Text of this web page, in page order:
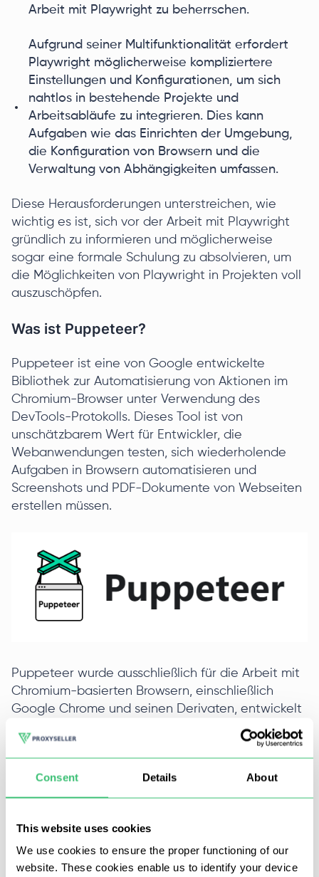
Consent Details About
This website uses cookies
We use cookies to ensure the proper functioning of our
website. These cookies enable us to identify your device
Arbeit mit Playwright zu beherrschen.
Aufgrund seiner Multifunktionalität erfordert
Playwright möglicherweise kompliziertere
Einstellungen und Konfigurationen, um sich
nahtlos in bestehende Projekte und
Arbeitsabläufe zu integrieren. Dies kann
Aufgaben wie das Einrichten der Umgebung,
die Konfiguration von Browsern und die
Verwaltung von Abhängigkeiten umfassen.
Diese Herausforderungen unterstreichen, wie
wichtig es ist, sich vor der Arbeit mit Playwright
gründlich zu informieren und möglicherweise
sogar eine formale Schulung zu absolvieren, um
die Möglichkeiten von Playwright in Projekten voll
auszuschöpfen.
Was ist Puppeteer?
Puppeteer ist eine von Google entwickelte
Bibliothek zur Automatisierung von Aktionen im
Chromium-Browser unter Verwendung des
DevTools-Protokolls. Dieses Tool ist von
unschätzbarem Wert für Entwickler, die
Webanwendungen testen, sich wiederholende
Aufgaben in Browsern automatisieren und
Screenshots und PDF-Dokumente von Webseiten
erstellen müssen.
Puppeteer wurde ausschließlich für die Arbeit mit
Chromium-basierten Browsern, einschließlich
Google Chrome und seinen Derivaten, entwickelt
und eignet sich perfekt für Tests in diesen
Umgebungen. Durch die Nutzung des DevTools-
Protokolls kann Puppeteer das interne Verhalten
des Browsers überwachen und manipulieren und
bietet Entwicklern einen tiefen Zugriff auf
Vorteile von Puppeteer